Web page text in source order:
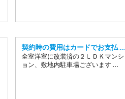
契約時の費用はカードでお支払 …
全室洋室に改装済の２ＬＤＫマンシ
ョン、敷地内駐車場ございます …